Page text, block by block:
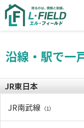
沿線・駅で一
JR東日本
JR南武線 （1）